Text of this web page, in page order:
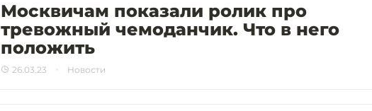
Москвичам показали ролик про
тревожный чемоданчик. Что в него
положить
26.03.23 Новости